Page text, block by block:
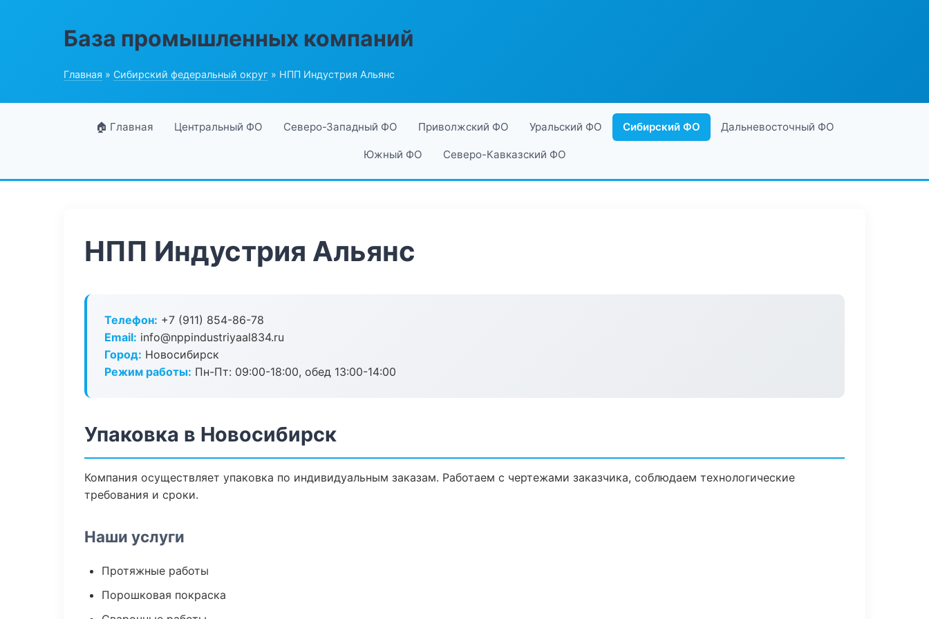
База промышленных компаний
Главная » Сибирский федеральный округ » НПП Индустрия Альянс
🏠 Главная Центральный ФО Северо-Западный ФО Приволжский ФО Уральский ФО Сибирский ФО Дальневосточный ФО
Южный ФО Северо-Кавказский ФО
НПП Индустрия Альянс
Телефон: +7 (911) 854-86-78
Email: info@nppindustriyaal834.ru
Город: Новосибирск
Режим работы: Пн-Пт: 09:00-18:00, обед 13:00-14:00
Упаковка в Новосибирск
Компания осуществляет упаковка по индивидуальным заказам. Работаем с чертежами заказчика, соблюдаем технологические
требования и сроки.
Наши услуги
Протяжные работы
Порошковая покраска